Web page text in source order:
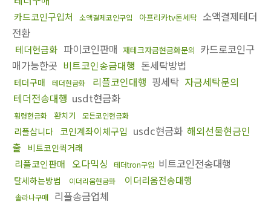
카드코인구입처 소액결제코인구입 아프리카tv돈세탁 소액결제테더
전환
테더현금화 파이코인판매 재테크자금현금화문의 카드로코인구
매가능한곳 비트코인송금대행 돈세탁방법
테더구매 테더현금화 리플코인대행 핑세탁 자금세탁문의
테더전송대행 usdt현금화
횡령현금화 환치기 모든코인현금화
리플삽니다 코인계좌이체구입 usdc현금화 해외선물현금인
출
비트코인퀵거래
리플코인판매 오다믹싱 테더tron구입 비트코인전송대행
탈세하는방법 이더리움현금화 이더리움전송대행
솔라나구매
리플송금업체